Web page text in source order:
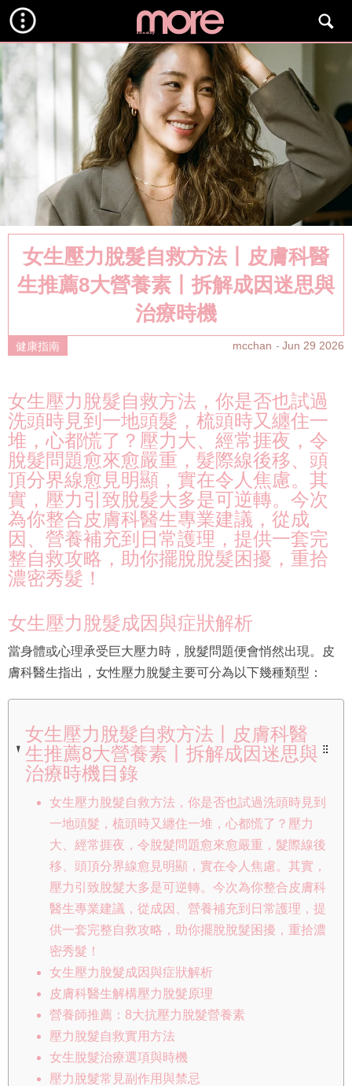
女生壓力脫髮自救方法丨皮膚科醫
生推薦8大營養素丨拆解成因迷思與
治療時機
健康指南 mcchan Jun 29 2026
女生壓力脫髮自救方法，你是否也試過
洗頭時見到一地頭髮，梳頭時又纏住一
堆，心都慌了？壓力大、經常捱夜，令
脫髮問題愈來愈嚴重，髮際線後移、頭
頂分界線愈見明顯，實在令人焦慮。其
實，壓力引致脫髮大多是可逆轉。今次
為你整合皮膚科醫生專業建議，從成
因、營養補充到日常護理，提供一套完
整自救攻略，助你擺脫脫髮困擾，重拾
濃密秀髮！
女生壓力脫髮成因與症狀解析
當身體或心理承受巨大壓力時，脫髮問題便會悄然出現。皮
膚科醫生指出，女性壓力脫髮主要可分為以下幾種類型：
女生壓力脫髮自救方法丨皮膚科醫
生推薦8大營養素丨拆解成因迷思與
治療時機目錄
女生壓力脫髮自救方法，你是否也試過洗頭時見到
一地頭髮，梳頭時又纏住一堆，心都慌了？壓力
大、經常捱夜，令脫髮問題愈來愈嚴重，髮際線後
移、頭頂分界線愈見明顯，實在令人焦慮。其實，
壓力引致脫髮大多是可逆轉。今次為你整合皮膚科
醫生專業建議，從成因、營養補充到日常護理，提
供一套完整自救攻略，助你擺脫脫髮困擾，重拾濃
密秀髮！
女生壓力脫髮成因與症狀解析
皮膚科醫生解構壓力脫髮原理
營養師推薦：8大抗壓力脫髮營養素
壓力脫髮自救實用方法
女生脫髮治療選項與時機
壓力脫髮常見副作用與禁忌